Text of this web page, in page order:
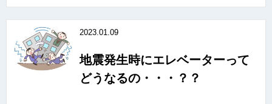
2023.01.09
地震発生時にエレベーターって
どうなるの・・・？？